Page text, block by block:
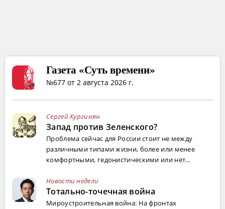
Газета «Суть времени»
№677 от 2 августа 2026 г.
Сергей Кургинян
Запад против Зеленского?
Проблема сейчас для России стоит не между
различными типами жизни, более или менее
комфортными, гедонистическими или нет...
Новости недели
Тотально-точечная война
Мироустроительная война: На фронтах